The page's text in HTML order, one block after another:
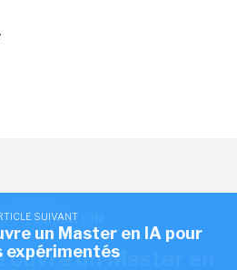
SUIVANT
un Master en IA pour
expérimentés
/ FORMATION
ouvre un Master en